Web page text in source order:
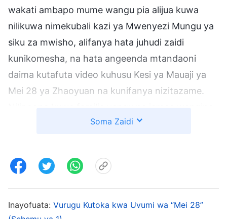
wakati ambapo mume wangu pia alijua kuwa
nilikuwa nimekubali kazi ya Mwenyezi Mungu ya
siku za mwisho, alifanya hata juhudi zaidi
kunikomesha, na hata angeenda mtandaoni
daima kutafuta video kuhusu Kesi ya Mauaji ya
Mei 28 ya Zhaoyuan na kunifanya nizitazame.
waliendelea kudanganywa na Kesi ya Mei 28 ya
Mungu katika siku za mwisho, nilihisi huzuni
sana. Na, kwa sababu kimo changu ni kidogo,
wakati wowote ambapo wanafamilia wangu
walinijia kwa nguvu, sikujua jinsi ya kukanusha na
Soma Zaidi
Inayofuata: Vurugu Kutoka kwa Uvumi wa “Mei 28”